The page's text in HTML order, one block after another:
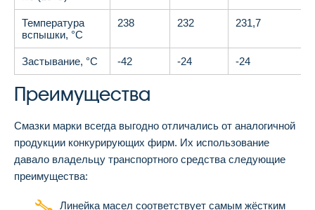
Температура
вспышки, °С
238 232 231,7
Застывание, °С -42 -24 -24
Преимущества
Смазки марки всегда выгодно отличались от аналогичной
продукции конкурирующих фирм. Их использование
давало владельцу транспортного средства следующие
преимущества:
Линейка масел соответствует самым жёстким